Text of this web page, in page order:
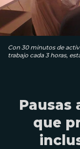
Con 30 minutos de
trabajo cada 3 horas,
Pausas
que